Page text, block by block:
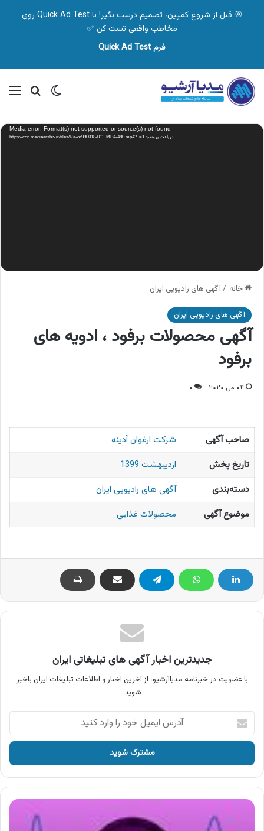
🎯 قبل از شروع کمپین، تصمیم درست بگیر! با Quick Ad Test روی
مخاطب واقعی تست کن ✅
فرم Quick Ad Test
تغییر پوسته
نمایشگر
ویدیو Media error: Format(s) not supported or source(s) not found
دریافت پرونده: https://cdn.mediaarshiv.ir/files/Ra-or990018-011_MP4-480.mp4?_=1
خانه /آگهی های رادیویی ایران
آگهی های رادیویی ایران
آگهی محصولات برفود ، ادویه های
برفود
۰۴ می ۲۰۲۰ ۰
صاحب آگهی
شرکت ارغوان آدینه
تاریخ پخش
اردیبهشت 1399
دسته‌بندی
آگهی های رادیویی ایران
موضوع آگهی
محصولات غذایی
جدیدترین اخبار آگهی های تبلیغاتی ایران
با عضویت در خبرنامه مدیاآرشیو، از آخرین اخبار و اطلاعات تبلیغات ایران باخبر
شوید.
آدرس
ایمیل
خود
وارد
کنید
آگهی